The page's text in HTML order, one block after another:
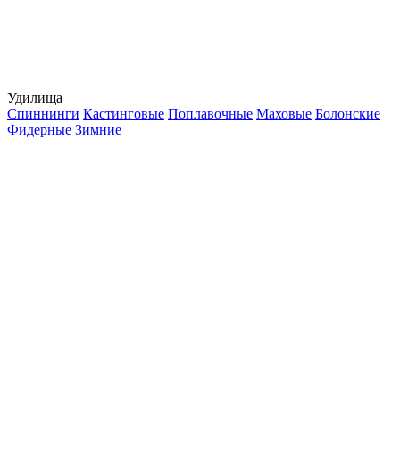
Удилища
Спиннинги Кастинговые Поплавочные Маховые Болонские
Фидерные Зимние